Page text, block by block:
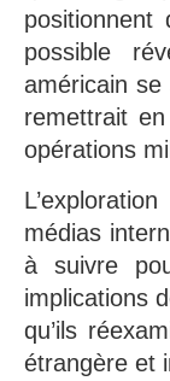
positionnent
possible
américain
remettrait
opérations
médias
à suivre
implications
qu’ils
étrangère et